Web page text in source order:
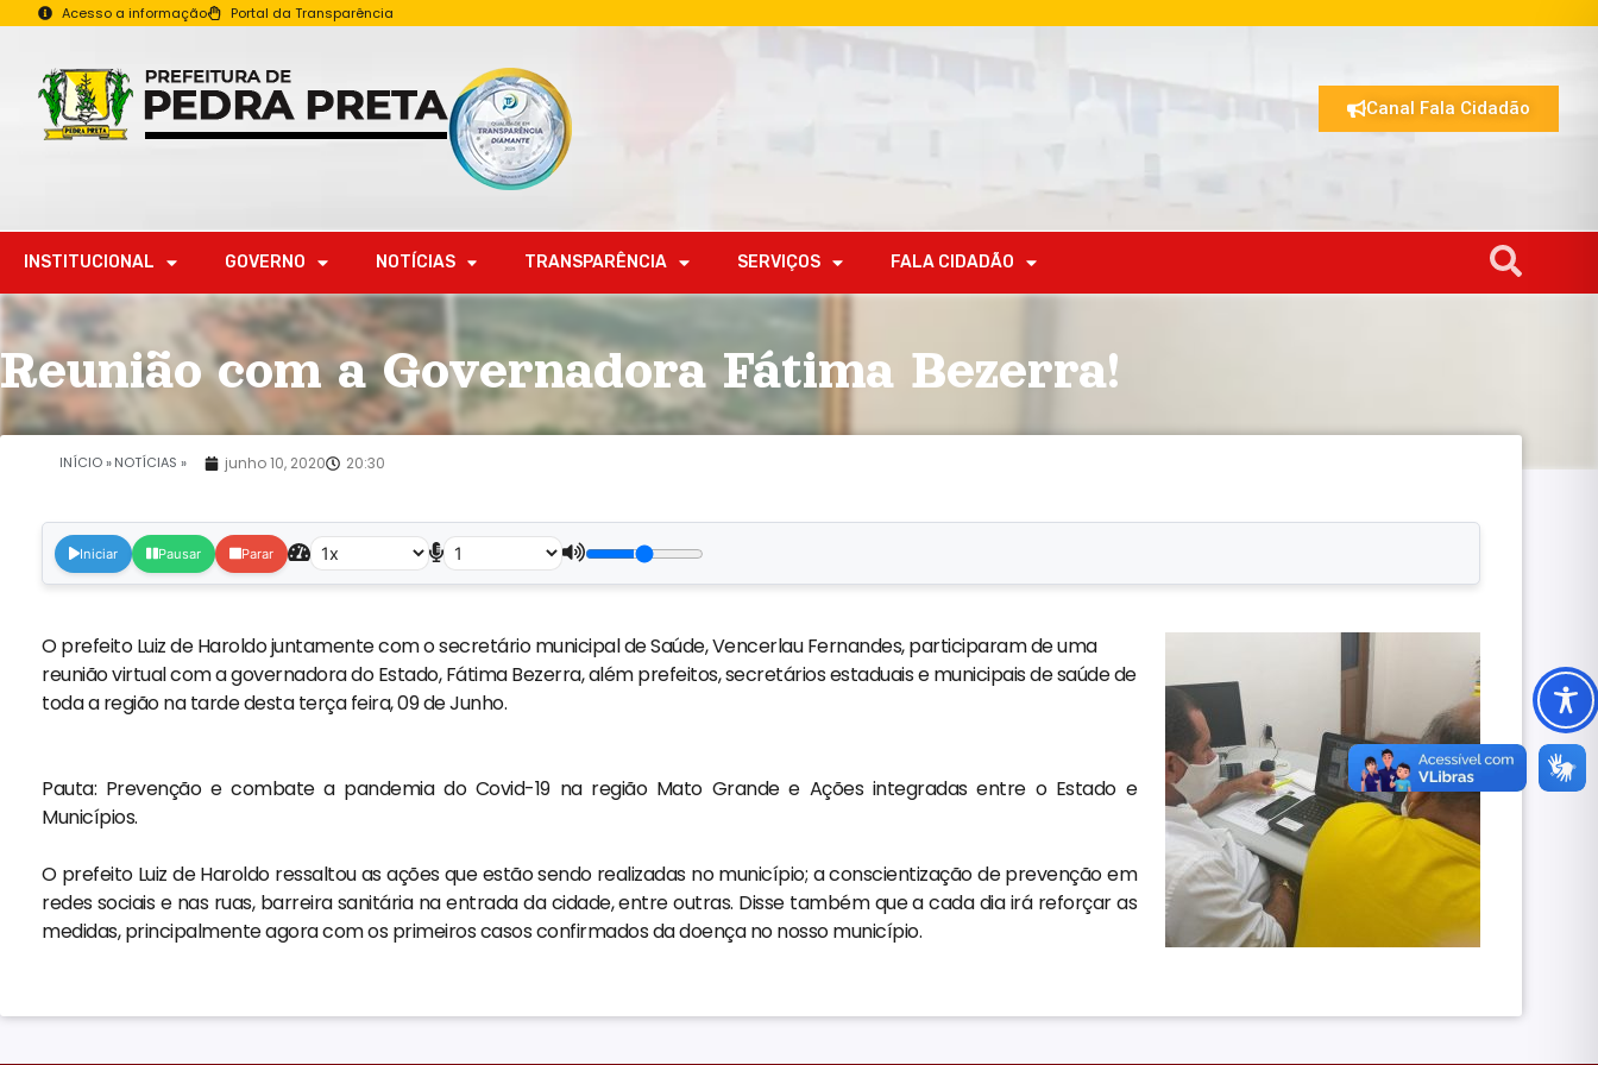
Acesso a informação Portal da Transparência
Canal Fala Cidadão
INSTITUCIONAL GOVERNO NOTÍCIAS TRANSPARÊNCIA SERVIÇOS FALA CIDADÃO
Reunião com a Governadora Fátima Bezerra!
junho 10, 2020 20:30
INÍCIO »NOTÍCIAS »
Iniciar Pausar Parar
O prefeito Luiz de Haroldo juntamente com o secretário municipal de Saúde, Vencerlau Fernandes, participaram de uma
reunião virtual com a governadora do Estado, Fátima Bezerra, além prefeitos, secretários estaduais e municipais de saúde de
toda a região na tarde desta terça feira, 09 de Junho.
Pauta: Prevenção e combate a pandemia do Covid-19 na região Mato Grande e Ações integradas entre o Estado e
Municípios.
O prefeito Luiz de Haroldo ressaltou as ações que estão sendo realizadas no município; a conscientização de prevenção em
redes sociais e nas ruas, barreira sanitária na entrada da cidade, entre outras. Disse também que a cada dia irá reforçar as
medidas, principalmente agora com os primeiros casos confirmados da doença no nosso município.